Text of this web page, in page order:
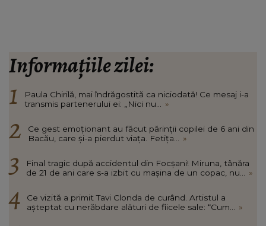
Informațiile zilei:
Paula Chirilă, mai îndrăgostită ca niciodată! Ce mesaj i-a
transmis partenerului ei: „Nici nu...
»
Ce gest emoționant au făcut părinții copilei de 6 ani din
Bacău, care și-a pierdut viața. Fetița...
»
Final tragic după accidentul din Focșani! Miruna, tânăra
de 21 de ani care s-a izbit cu mașina de un copac, nu...
»
Ce vizită a primit Tavi Clonda de curând. Artistul a
așteptat cu nerăbdare alături de fiicele sale: “Cum...
»